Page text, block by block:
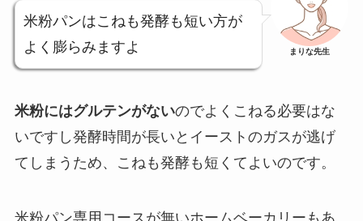
米粉パンはこねも発酵も短い方が
よく膨らみますよ
まりな先生
米粉にはグルテンがないのでよくこねる必要はな
いですし発酵時間が長いとイーストのガスが逃げ
てしまうため、こねも発酵も短くてよいのです。
米粉パン専用コースが無いホームベーカリーもあ